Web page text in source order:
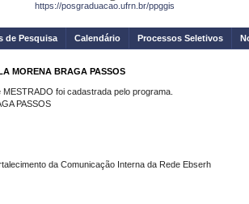
https://posgraduacao.ufrn.br/ppggis
de Pesquisa Calendário Processos Seletivos
MORENA BRAGA PASSOS
foi cadastrada pelo programa.
PASSOS
da Comunicação Interna da Rede Ebserh